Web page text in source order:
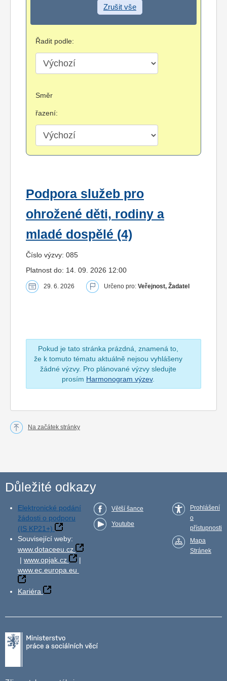
Zrušit vše
Řadit podle:
Směr
řazení:
Podpora služeb pro
ohrožené děti, rodiny a
mladé dospělé (4)
Číslo výzvy: 085
Platnost do: 14. 09. 2026 12:00
29. 6. 2026 Určeno pro: Veřejnost, Žadatel
Pokud je tato stránka prázdná, znamená to,
že k tomuto tématu aktuálně nejsou vyhlášeny
žádné výzvy. Pro plánované výzvy sledujte
prosím Harmonogram výzev.
Na začátek stránky
Důležité odkazy
Elektronické podání
žádosti o podporu
(IS KP21+)
Související weby:
www.dotaceeu.cz
| www.opjak.cz
|
www.ec.europa.eu
Kariéra
Větší šance
Youtube
Prohlášení
o
přístupnosti
Mapa
Stránek